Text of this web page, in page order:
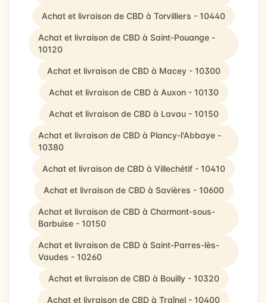
Achat et livraison de CBD à Torvilliers - 10440
Achat et livraison de CBD à Saint-Pouange -
10120
Achat et livraison de CBD à Macey - 10300
Achat et livraison de CBD à Auxon - 10130
Achat et livraison de CBD à Lavau - 10150
Achat et livraison de CBD à Plancy-l'Abbaye -
10380
Achat et livraison de CBD à Villechétif - 10410
Achat et livraison de CBD à Savières - 10600
Achat et livraison de CBD à Charmont-sous-
Barbuise - 10150
Achat et livraison de CBD à Saint-Parres-lès-
Vaudes - 10260
Achat et livraison de CBD à Bouilly - 10320
Achat et livraison de CBD à Traînel - 10400